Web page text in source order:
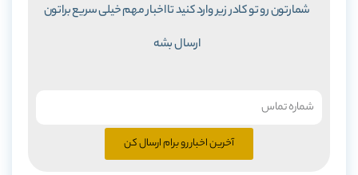
شمارتون رو تو کادر زیر وارد کنید تا اخبار مهم خیلی سریع براتون
ارسال بشه
آخرین اخبار رو برام ارسال کن